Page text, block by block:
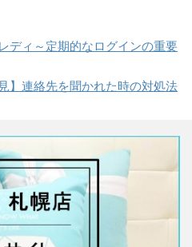
ディ～定期的なログインの重要
】連絡先を聞かれた時の対処法